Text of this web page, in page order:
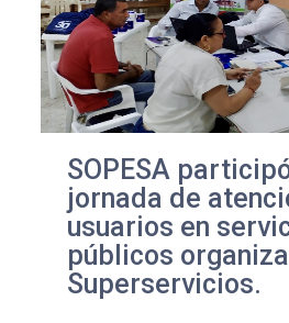
SOPESA
jornada de
usuarios en
públicos
Superservicios.